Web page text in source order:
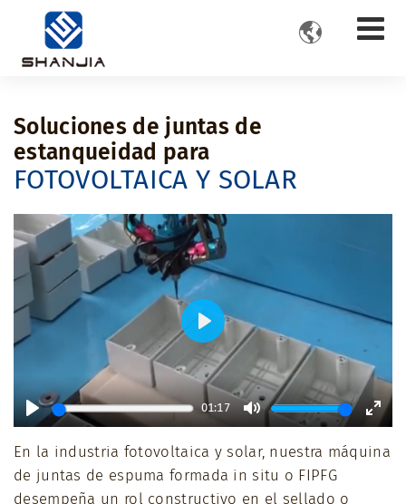

Soluciones de juntas de
estanqueidad para
FOTOVOLTAICA Y SOLAR
Play
01:17
Mute
Play
En la industria fotovoltaica y solar, nuestra máquina
de juntas de espuma formada in situ o FIPFG
desempeña un rol constructivo en el sellado o